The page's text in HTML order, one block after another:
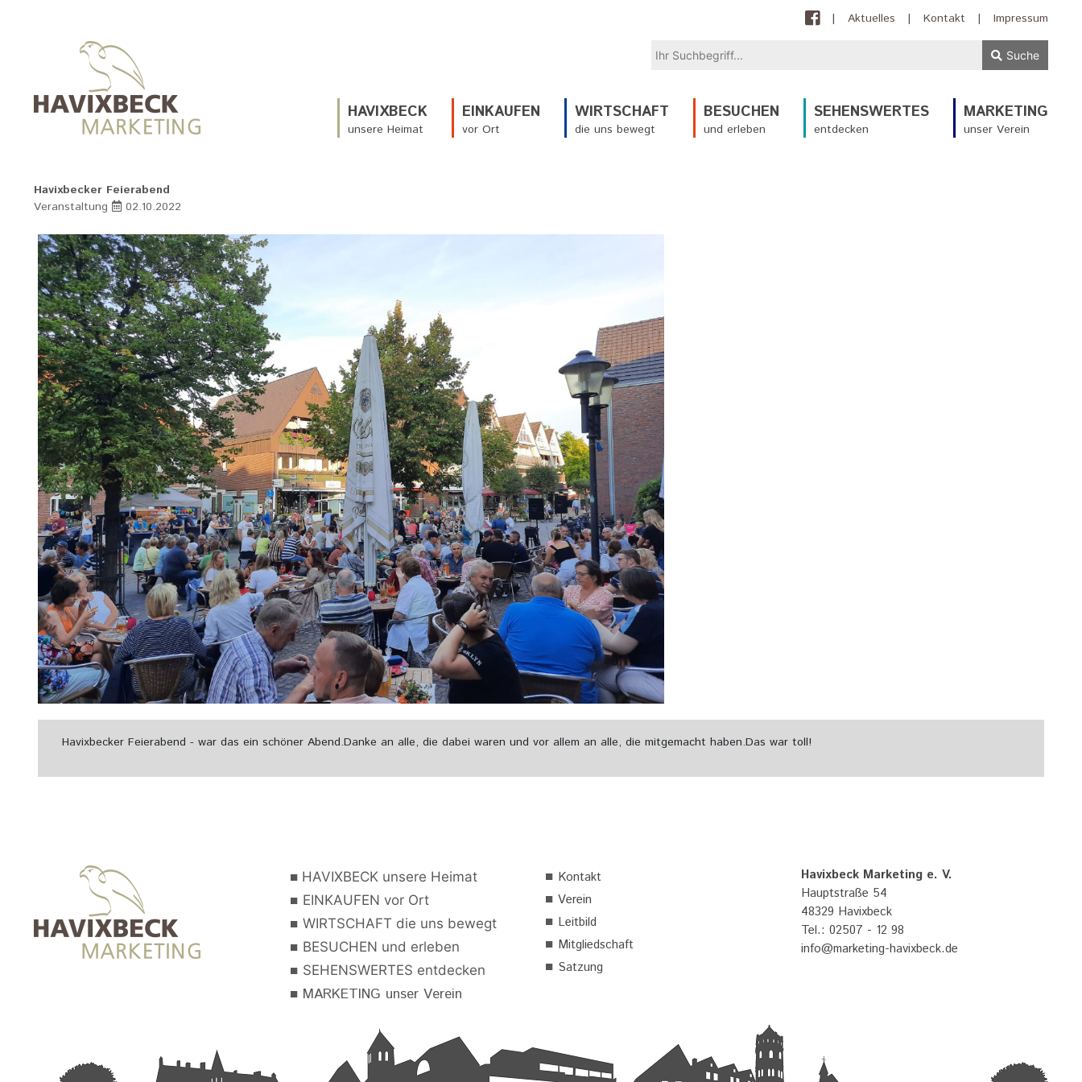
| Aktuelles | Kontakt | Impressum
Suche
HAVIXBECK
unsere Heimat
EINKAUFEN
vor Ort
WIRTSCHAFT
die uns bewegt
BESUCHEN
und erleben
SEHENSWERTES
entdecken
MARKETING
unser Verein
Havixbecker Feierabend
Veranstaltung
02.10.2022
Havixbecker Feierabend - war das ein schöner Abend.Danke an alle, die dabei waren und vor allem an alle, die mitgemacht haben.Das war toll!
■ HAVIXBECK unsere Heimat
■ EINKAUFEN vor Ort
■ WIRTSCHAFT die uns bewegt
■ BESUCHEN und erleben
■ SEHENSWERTES entdecken
■ MARKETING unser Verein
■ Kontakt
■ Verein
■ Leitbild
■ Mitgliedschaft
■ Satzung
Havixbeck Marketing e. V.
Hauptstraße 54
48329 Havixbeck
Tel.: 02507 - 12 98
info@marketing-havixbeck.de